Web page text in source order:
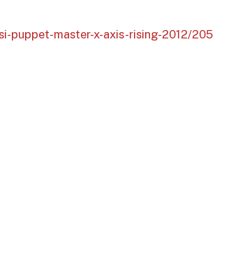
puppet-master-x-axis-rising-2012/205